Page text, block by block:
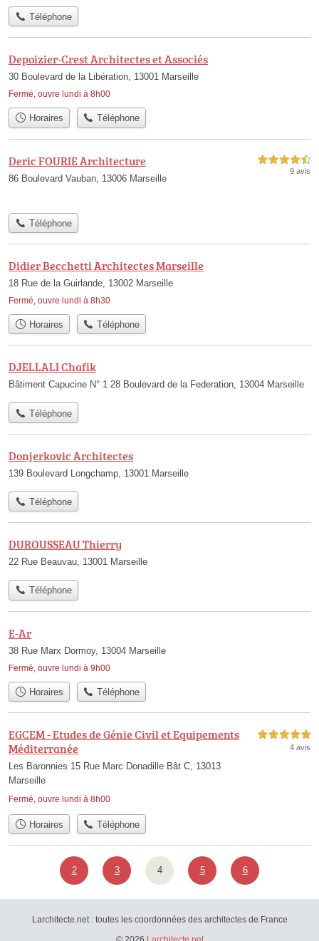
Téléphone
Depoizier-Crest Architectes et Associés
30 Boulevard de la Libération, 13001 Marseille
Fermé, ouvre lundi à 8h00
Horaires Téléphone
Deric FOURIE Architecture
86 Boulevard Vauban, 13006 Marseille
4,5 étoiles sur 5
9 avis
Téléphone
Didier Becchetti Architectes Marseille
18 Rue de la Guirlande, 13002 Marseille
Fermé, ouvre lundi à 8h30
Horaires Téléphone
DJELLALI Chafik
Bâtiment Capucine N° 1 28 Boulevard de la Federation, 13004 Marseille
Téléphone
Donjerkovic Architectes
139 Boulevard Longchamp, 13001 Marseille
Téléphone
DUROUSSEAU Thierry
22 Rue Beauvau, 13001 Marseille
Téléphone
E-Ar
38 Rue Marx Dormoy, 13004 Marseille
Fermé, ouvre lundi à 9h00
Horaires Téléphone
EGCEM - Etudes de Génie Civil et Equipements
Méditerranée
Les Baronnies 15 Rue Marc Donadille Bât C, 13013
Marseille
Fermé, ouvre lundi à 8h00
5,0 étoiles sur 5
4 avis
Horaires Téléphone
2 3 4 5 6
Larchitecte.net : toutes les coordonnées des architectes de France